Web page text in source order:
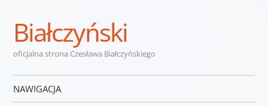
Białczyński
oficjalna strona Czesława Białczyńskiego
NAWIGACJA